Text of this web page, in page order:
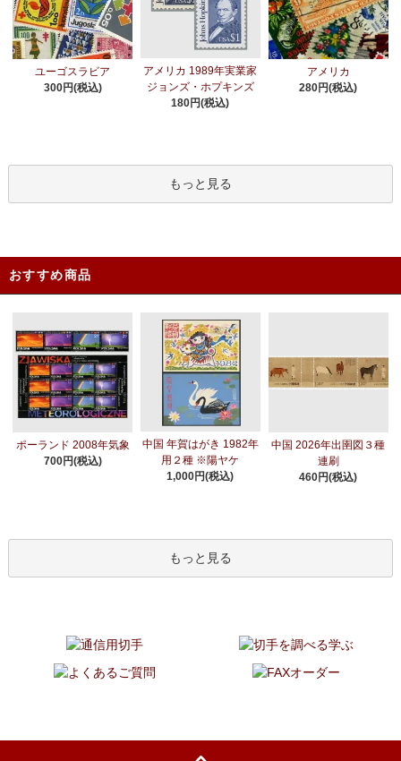
ユーゴスラビア
300円(税込)
アメリカ 1989年実業家
ジョンズ・ホプキンズ
180円(税込)
アメリカ
280円(税込)
もっと見る
おすすめ商品
ポーランド 2008年気象
700円(税込)
中国 年賀はがき 1982年
用２種 ※陽ヤケ
1,000円(税込)
中国 2026年出圉図３種
連刷
460円(税込)
もっと見る